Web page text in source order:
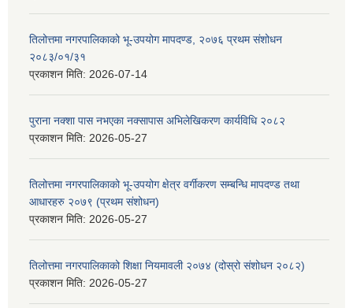
तिलोत्तमा नगरपालिकाको भू-उपयोग मापदण्ड, २०७६ प्रथम संशोधन
२०८३/०१/३१
प्रकाशन मिति: 2026-07-14
पुराना नक्शा पास नभएका नक्सापास अभिलेखिकरण कार्यविधि २०८२
प्रकाशन मिति: 2026-05-27
तिलोत्तमा नगरपालिकाको भू-उपयोग क्षेत्र वर्गीकरण सम्बन्धि मापदण्ड तथा
आधारहरु २०७९ (प्रथम संशोधन)
प्रकाशन मिति: 2026-05-27
तिलोत्तमा नगरपालिकाको शिक्षा नियमावली २०७४ (दोस्रो संशोधन २०८२)
प्रकाशन मिति: 2026-05-27